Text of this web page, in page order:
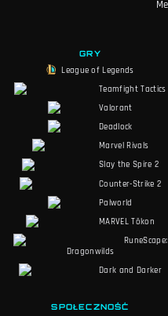
GRY
League of Legends
Teamfight Tactics
Valorant
Deadlock
Marvel Rivals
Slay the Spire 2
Counter-Strike 2
Palworld
MARVEL Tōkon
RuneScape:
Dragonwilds
Dark and Darker
SPOŁECZNOŚĆ